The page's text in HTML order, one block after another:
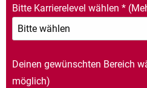
Bitte Karrierelevel wählen *
Deinen gewünschten Bereich
möglich)